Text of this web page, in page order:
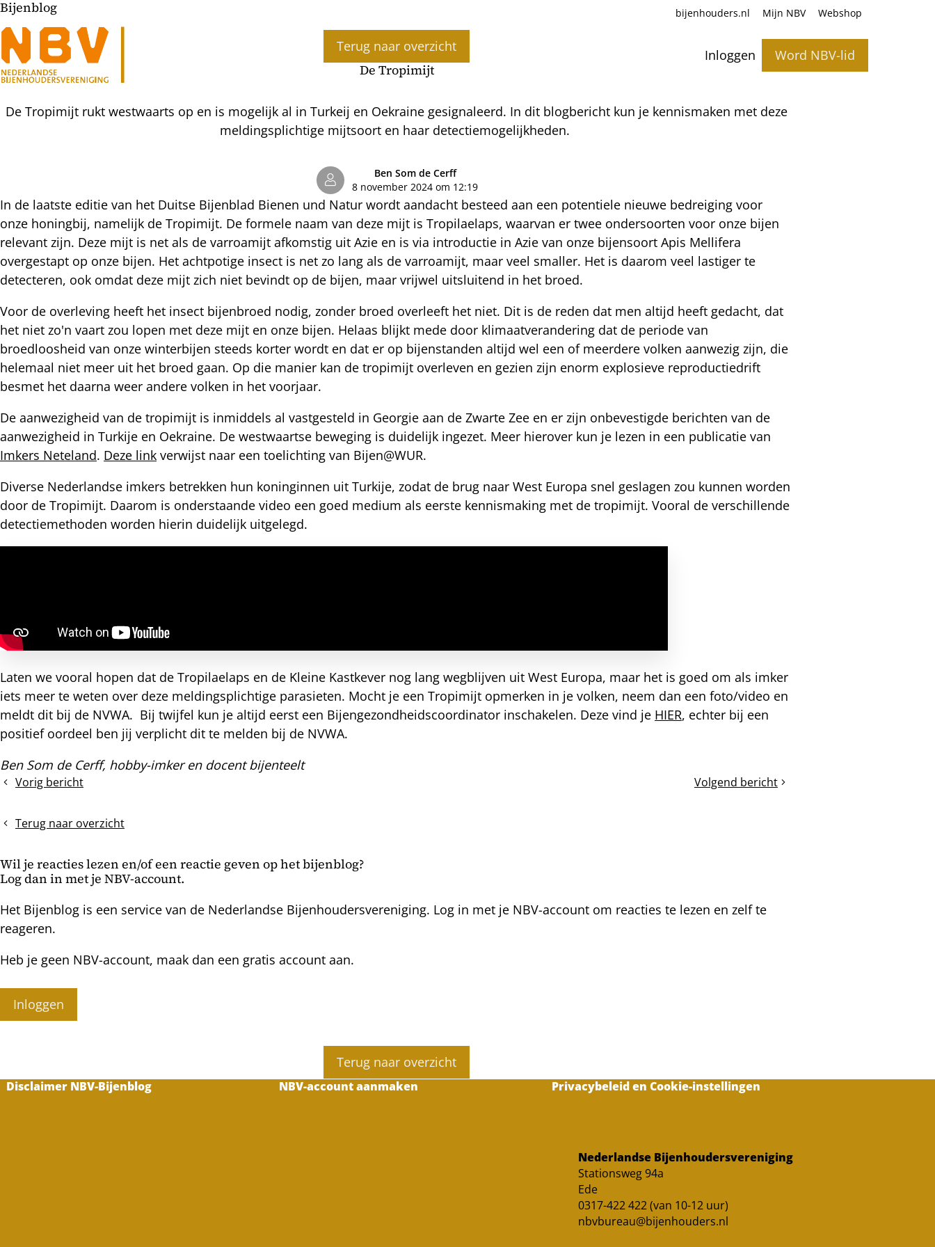
Inloggen Word NBV-lid
bijenhouders.nl Mijn NBV Webshop
Bijenblog
Terug naar overzicht
De Tropimijt
De Tropimijt rukt westwaarts op en is mogelijk al in Turkeij en Oekraine gesignaleerd. In dit blogbericht kun je kennismaken met deze
meldingsplichtige mijtsoort en haar detectiemogelijkheden.
Ben Som de Cerff
8 november 2024 om 12:19
In de laatste editie van het Duitse Bijenblad Bienen und Natur wordt aandacht besteed aan een potentiele nieuwe bedreiging voor
onze honingbij, namelijk de Tropimijt. De formele naam van deze mijt is Tropilaelaps, waarvan er twee ondersoorten voor onze bijen
relevant zijn. Deze mijt is net als de varroamijt afkomstig uit Azie en is via introductie in Azie van onze bijensoort Apis Mellifera
overgestapt op onze bijen. Het achtpotige insect is net zo lang als de varroamijt, maar veel smaller. Het is daarom veel lastiger te
detecteren, ook omdat deze mijt zich niet bevindt op de bijen, maar vrijwel uitsluitend in het broed.
Voor de overleving heeft het insect bijenbroed nodig, zonder broed overleeft het niet. Dit is de reden dat men altijd heeft gedacht, dat
het niet zo'n vaart zou lopen met deze mijt en onze bijen. Helaas blijkt mede door klimaatverandering dat de periode van
broedloosheid van onze winterbijen steeds korter wordt en dat er op bijenstanden altijd wel een of meerdere volken aanwezig zijn, die
helemaal niet meer uit het broed gaan. Op die manier kan de tropimijt overleven en gezien zijn enorm explosieve reproductiedrift
besmet het daarna weer andere volken in het voorjaar.
De aanwezigheid van de tropimijt is inmiddels al vastgesteld in Georgie aan de Zwarte Zee en er zijn onbevestigde berichten van de
aanwezigheid in Turkije en Oekraine. De westwaartse beweging is duidelijk ingezet. Meer hierover kun je lezen in een publicatie van
Imkers Neteland. Deze link verwijst naar een toelichting van Bijen@WUR.
Diverse Nederlandse imkers betrekken hun koninginnen uit Turkije, zodat de brug naar West Europa snel geslagen zou kunnen worden
door de Tropimijt. Daarom is onderstaande video een goed medium als eerste kennismaking met de tropimijt. Vooral de verschillende
detectiemethoden worden hierin duidelijk uitgelegd.
Laten we vooral hopen dat de Tropilaelaps en de Kleine Kastkever nog lang wegblijven uit West Europa, maar het is goed om als imker
iets meer te weten over deze meldingsplichtige parasieten. Mocht je een Tropimijt opmerken in je volken, neem dan een foto/video en
meldt dit bij de NVWA. Bij twijfel kun je altijd eerst een Bijengezondheidscoordinator inschakelen. Deze vind je HIER, echter bij een
positief oordeel ben jij verplicht dit te melden bij de NVWA.
Ben Som de Cerff, hobby-imker en docent bijenteelt
Vorig bericht
Nachtvorst
de
Volgend bericht
Tops
Terug naar overzicht
Wil je reacties lezen en/of een reactie geven op het bijenblog?
Log dan in met je NBV-account.
Het Bijenblog is een service van de Nederlandse Bijenhoudersvereniging. Log in met je NBV-account om reacties te lezen en zelf te
reageren.
Heb je geen NBV-account, maak dan een gratis account aan.
Inloggen
Terug naar overzicht
Disclaimer NBV-Bijenblog NBV-account aanmaken Privacybeleid en Cookie-instellingen
Nederlandse Bijenhoudersvereniging
Stationsweg 94a
Ede
0317-422 422 (van 10-12 uur)
nbvbureau@bijenhouders.nl